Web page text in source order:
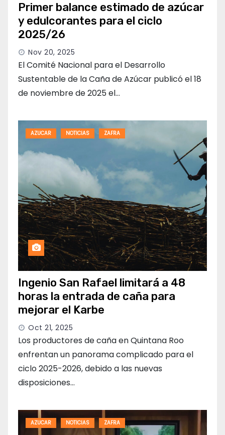
Primer balance estimado de azúcar
y edulcorantes para el ciclo
2025/26
Nov 20, 2025
El Comité Nacional para el Desarrollo
Sustentable de la Caña de Azúcar publicó el 18
de noviembre de 2025 el…
AZUCAR NOTICIAS ZAFRA
Ingenio San Rafael limitará a 48
horas la entrada de caña para
mejorar el Karbe
Oct 21, 2025
Los productores de caña en Quintana Roo
enfrentan un panorama complicado para el
ciclo 2025-2026, debido a las nuevas
disposiciones…
AZUCAR NOTICIAS ZAFRA